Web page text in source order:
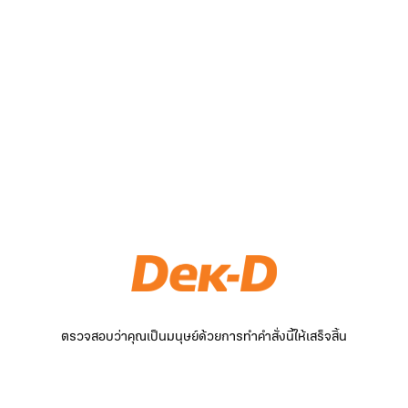
ตรวจสอบว่าคุณเป็นมนุษย์ด้วยการทำคำสั่งนี้ให้เสร็จสิ้น